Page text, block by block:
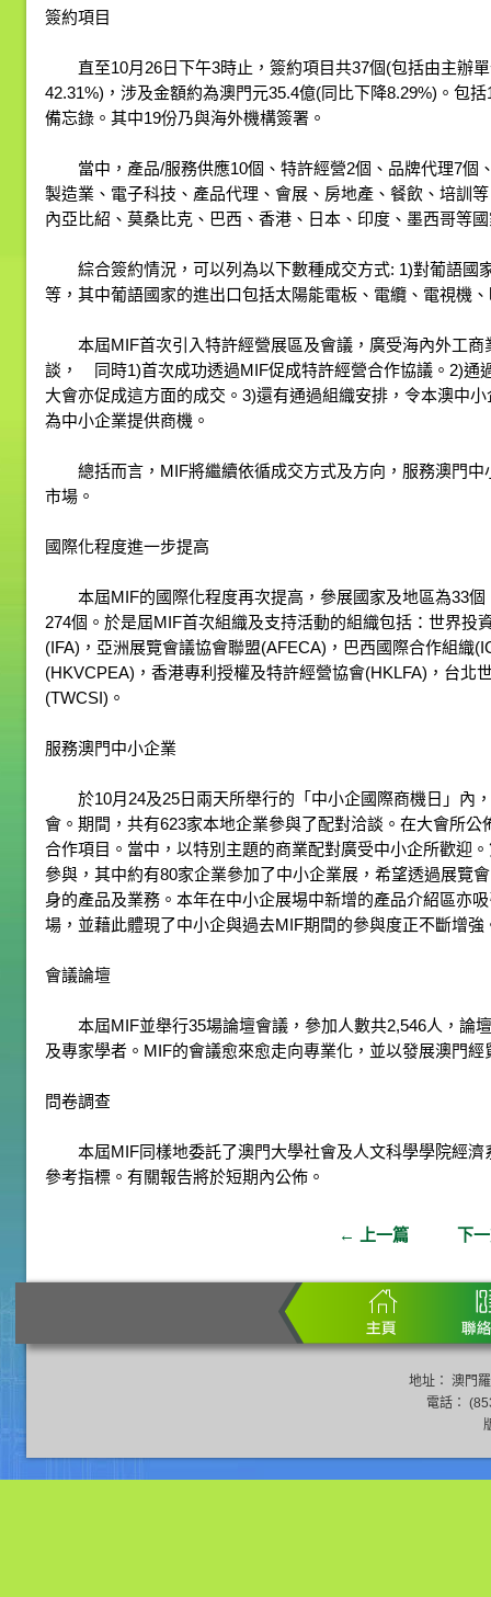
簽約項目
直至10月26日下午3時止，簽約項目共37個(包括由主辦
42.31%)，涉及金額約為澳門元35.4億(同比下降8.29%)。包
備忘錄。其中19份乃與海外機構簽署。
當中，產品/服務供應10個、特許經營2個、品牌代理7個
製造業、電子科技、產品代理、會展、房地產、餐飲、培訓
內亞比紹、莫桑比克、巴西、香港、日本、印度、墨西哥等
綜合簽約情況，可以列為以下數種成交方式: 1)對葡語國
等，其中葡語國家的進出口包括太陽能電板、電纜、電視機
本屆MIF首次引入特許經營展區及會議，廣受海內外工商
談， 同時1)首次成功透過MIF促成特許經營合作協議。2)通
大會亦促成這方面的成交。3)還有通過組織安排，令本澳中
為中小企業提供商機。
總括而言，MIF將繼續依循成交方式及方向，服務澳門中
市場。
國際化程度進一步提高
本屆MIF的國際化程度再次提高，參展國家及地區為33個
274個。於是屆MIF首次組織及支持活動的組織包括：世界投
(IFA)，亞洲展覽會議協會聯盟(AFECA)，巴西國際合作組織
(HKVCPEA)，香港專利授權及特許經營協會(HKLFA)，台北
(TWCSI)。
服務澳門中小企業
於10月24及25日兩天所舉行的「中小企國際商機日」內
會。期間，共有623家本地企業參與了配對洽談。在大會所
合作項目。當中，以特別主題的商業配對廣受中小企所歡迎
參與，其中約有80家企業參加了中小企業展，希望透過展覽
身的產品及業務。本年在中小企展埸中新增的產品介紹區亦
場，並藉此體現了中小企與過去MIF期間的參與度正不斷增強
會議論壇
本屆MIF並舉行35場論壇會議，參加人數共2,546人，論
及專家學者。MIF的會議愈來愈走向專業化，並以發展澳門
問卷調查
本屆MIF同樣地委託了澳門大學社會及人文科學學院經濟
參考指標。有關報告將於短期內公佈。
← 上一篇 下
地址： 澳門
電話：